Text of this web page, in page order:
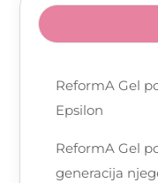
ReformA Gel
Epsilon
ReformA Gel
generacija